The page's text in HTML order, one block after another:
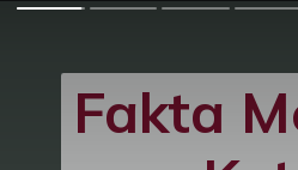
Fakta